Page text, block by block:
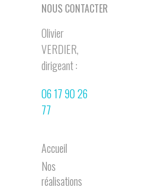
NOUS CONTACTER
Olivier
VERDIER,
dirigeant :
06 17 90 26
77
Accueil
Nos
réalisations